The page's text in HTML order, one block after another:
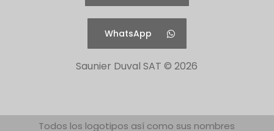
WhatsApp
Saunier Duval SAT ©2026
Todos los logotipos así como sus nombres